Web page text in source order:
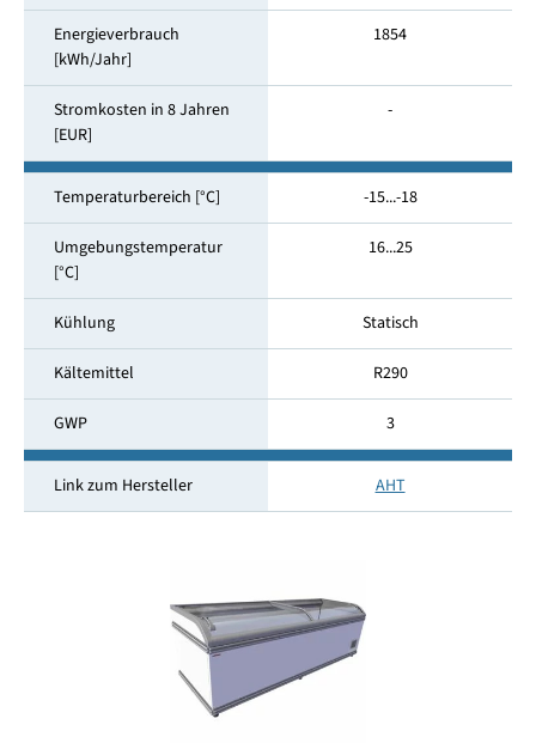
Energieverbrauch
[kWh/Jahr]
1854
Stromkosten in 8 Jahren
[EUR]
-
Temperaturbereich [°C] -15...-18
Umgebungstemperatur
[°C]
16...25
Kühlung Statisch
Kältemittel R290
GWP 3
Link zum Hersteller AHT